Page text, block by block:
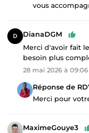
vous
DianaDGM
Merci d'avoir fait
besoin plus
28 mai 2026 à 09:06
Réponse de
Merci pour
MaximeGouye3